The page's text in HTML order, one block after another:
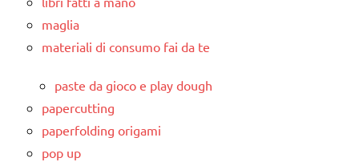
maglia
materiali di consumo fai da te
paste da gioco e play dough
papercutting
paperfolding origami
pop up